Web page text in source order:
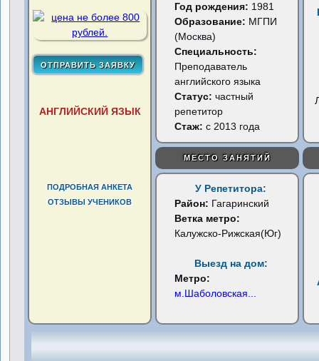
АНГЛИЙСКИЙ ЯЗЫК
ПОДРОБНАЯ АНКЕТА
ОТЗЫВЫ УЧЕНИКОВ
Год рождения: 1981
Образование: МГПИ
(Москва)
Специальность:
Преподаватель
английского языка
Статус:частный
репетитор
Стаж: с 2013 года
МЕСТО ЗАНЯТИЙ
У Репетитора:
Район: Гагаринский
Ветка метро:
Калужско-Рижская(Юг)
Выезд на дом:
Метро:
м.Шаболовская